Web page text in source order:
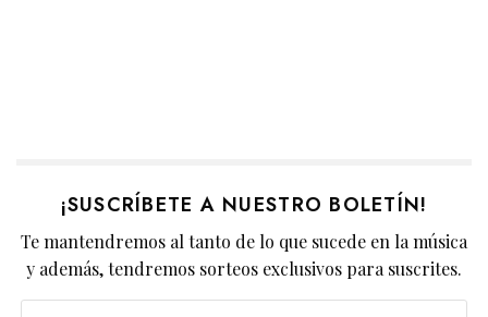
¡SUSCRÍBETE A NUESTRO BOLETÍN!
Te mantendremos al tanto de lo que sucede en la música
y además, tendremos sorteos exclusivos para suscrites.